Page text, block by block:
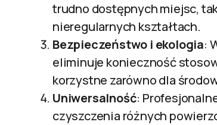
trudno dostępnych miejsc,
nieregularnych kształtach.
Bezpieczeństwo i ekologia:
eliminuje konieczność
korzystne zarówno dla
Uniwersalność:
czyszczenia różnych